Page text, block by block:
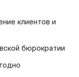
клиентов и
бюрократии